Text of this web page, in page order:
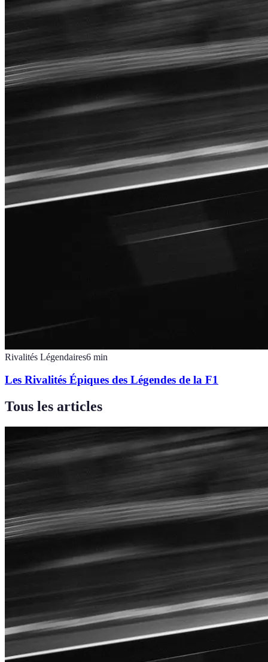
Rivalités Légendaires6 min
Les Rivalités Épiques des Légendes de la F1
Tous les articles